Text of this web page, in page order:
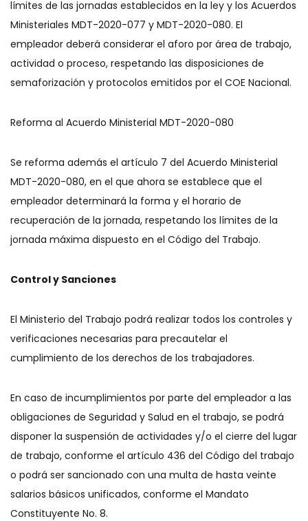
límites de las jornadas establecidos en la ley y los Acuerdos
Ministeriales MDT-2020-077 y MDT-2020-080. El
empleador deberá considerar el aforo por área de trabajo,
actividad o proceso, respetando las disposiciones de
semaforización y protocolos emitidos por el COE Nacional.
Reforma al Acuerdo Ministerial MDT-2020-080
Se reforma además el artículo 7 del Acuerdo Ministerial
MDT-2020-080, en el que ahora se establece que el
empleador determinará la forma y el horario de
recuperación de la jornada, respetando los límites de la
jornada máxima dispuesto en el Código del Trabajo.
Control y Sanciones
El Ministerio del Trabajo podrá realizar todos los controles y
verificaciones necesarias para precautelar el
cumplimiento de los derechos de los trabajadores.
En caso de incumplimientos por parte del empleador a las
obligaciones de Seguridad y Salud en el trabajo, se podrá
disponer la suspensión de actividades y/o el cierre del lugar
de trabajo, conforme el artículo 436 del Código del trabajo
o podrá ser sancionado con una multa de hasta veinte
salarios básicos unificados, conforme el Mandato
Constituyente No. 8.